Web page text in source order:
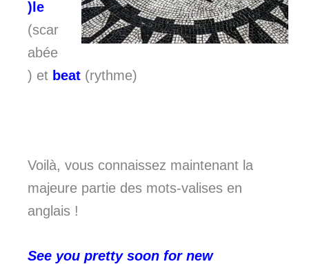
)le
(scar
abée
) et beat (rythme)
Voilà, vous connaissez maintenant la
majeure partie des mots-valises en
anglais !
See you pretty soon for new